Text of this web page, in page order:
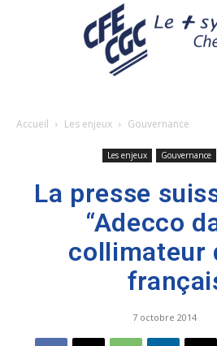
Accueil Les enjeux Gouvernance
Les enjeux Gouvernance
La presse
“Adecco
collimateur
7 octobre 2014